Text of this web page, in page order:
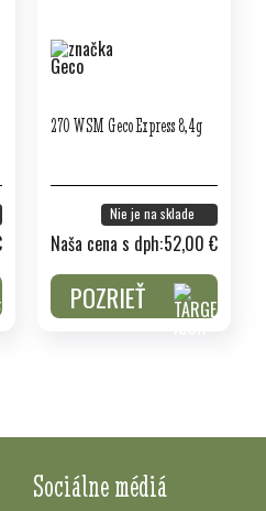
270 WSM Geco Express 8,4g
Nie je na sklade
Naša cena s dph:52,00 €
POZRIEŤ
Sociálne médiá